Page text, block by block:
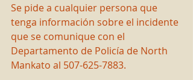
Se pide a cualquier persona que
tenga información sobre el incidente
que se comunique con el
Departamento de Policía de North
Mankato al 507-625-7883.